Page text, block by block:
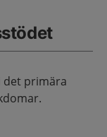
det primära